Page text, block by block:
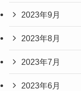
2023年9月
2023年8月
2023年7月
2023年6月